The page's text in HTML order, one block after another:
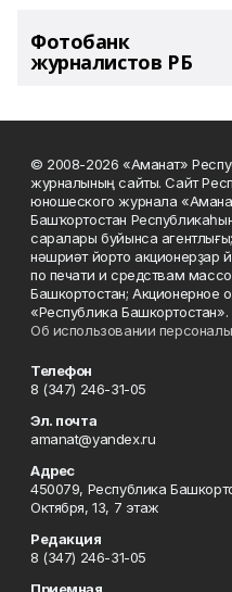
Фотобанк
журналистов РБ
© 2008-2026 «Аманат»
журналының сайты. Сайт
юношеского журнала
Башҡортостан
саралары буйынса
нәшриәт йорто акционерҙар
по печати и средствам
Башкортостан; Акционерное
«Республика Башкортостан».
Об использовании
Телефон
8 (347) 246-31-05
Эл. почта
amanat@yandex.ru
Адрес
450079, Республика
Октября, 13, 7 этаж
Редакция
8 (347) 246-31-05